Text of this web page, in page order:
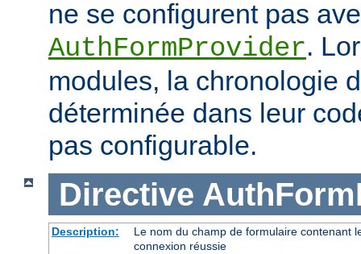
ne se configurent pas
AuthFormProvider.
modules, la chronologie
déterminée dans leur
pas configurable.
Directive
Description:
Le nom du champ de formulaire contenant
connexion réussie